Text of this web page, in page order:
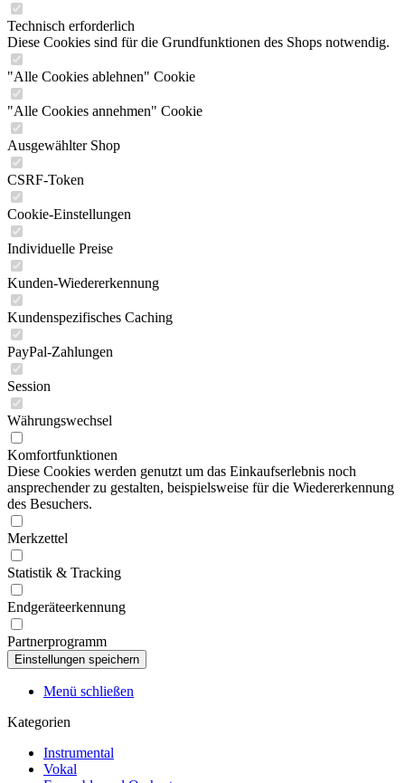
Technisch erforderlich
Diese Cookies sind für die Grundfunktionen des Shops notwendig.
"Alle Cookies ablehnen" Cookie
"Alle Cookies annehmen" Cookie
Ausgewählter Shop
CSRF-Token
Cookie-Einstellungen
Individuelle Preise
Kunden-Wiedererkennung
Kundenspezifisches Caching
PayPal-Zahlungen
Session
Währungswechsel
Komfortfunktionen
Diese Cookies werden genutzt um das Einkaufserlebnis noch
ansprechender zu gestalten, beispielsweise für die Wiedererkennung
des Besuchers.
Merkzettel
Statistik & Tracking
Endgeräteerkennung
Partnerprogramm
Menü schließen
Kategorien
Instrumental
Vokal